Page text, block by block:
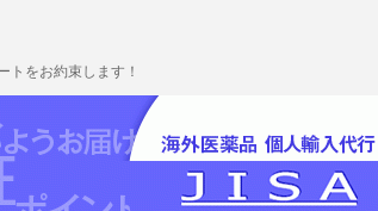
トをお約束します！